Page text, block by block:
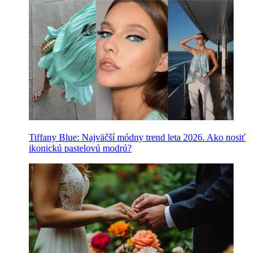
Tiffany Blue: Najväčší módny trend leta 2026. Ako nosiť
ikonickú pastelovú modrú?